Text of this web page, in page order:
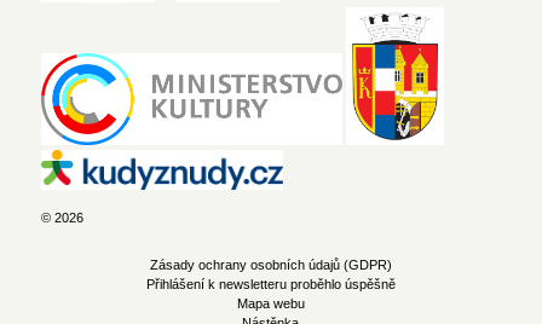
© 2026
Zásady ochrany osobních údajů (GDPR)
Přihlášení k newsletteru proběhlo úspěšně
Mapa webu